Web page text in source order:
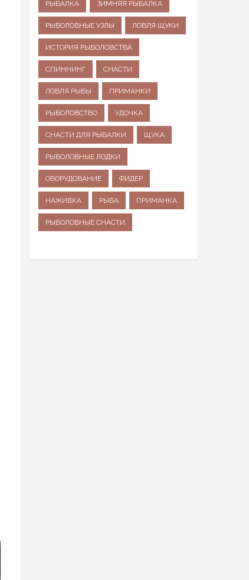
РЫБАЛКА ЗИМНЯЯ РЫБАЛКА
РЫБОЛОВНЫЕ УЗЛЫ ЛОВЛЯ ЩУКИ
ИСТОРИЯ РЫБОЛОВСТВА
СПИННИНГ СНАСТИ
ЛОВЛЯ РЫБЫ ПРИМАНКИ
РЫБОЛОВСТВО УДОЧКА
СНАСТИ ДЛЯ РЫБАЛКИ ЩУКА
РЫБОЛОВНЫЕ ЛОДКИ
ОБОРУДОВАНИЕ ФИДЕР
НАЖИВКА РЫБА ПРИМАНКА
РЫБОЛОВНЫЕ СНАСТИ